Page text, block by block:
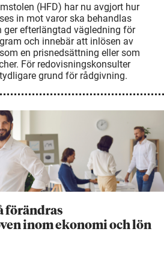
(HFD) har nu avgjort hur
in mot varor ska behandlas
ger efterlängtad vägledning för
och innebär att inlösen av
en prisnedsättning eller som
För redovisningskonsulter
grund för rådgivning.
förändras
inom ekonomi och lön